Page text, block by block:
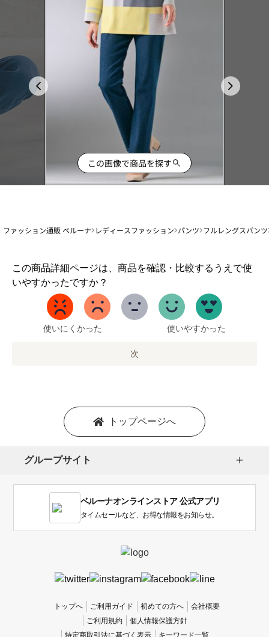
この画像で商品を探す
ファッション通販 ベルーナ レディースファッション パンツ フルレングスパンツ
この商品詳細ページは、商品を確認・比較するうえで使
いやすかったですか？
1
か
い
使いにくかった 使いやすかった
次
トップページへ
グループサイト
ベルーナオンラインストア 公式アプリ
タイムセールなど、お得な情報をお知らせ。
トップへ ご利用ガイド 初めての方へ
会社概要
ご利用規約
個人情報保護方針